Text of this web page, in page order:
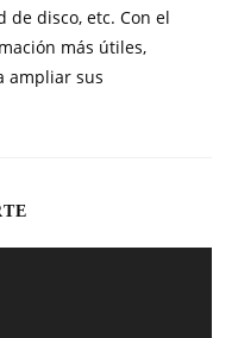
de disco, etc. Con el
más útiles,
ampliar sus